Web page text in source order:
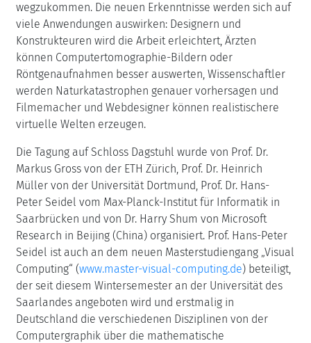
wegzukommen. Die neuen Erkenntnisse werden sich auf
viele Anwendungen auswirken: Designern und
Konstrukteuren wird die Arbeit erleichtert, Ärzten
können Computertomographie-Bildern oder
Röntgenaufnahmen besser auswerten, Wissenschaftler
werden Naturkatastrophen genauer vorhersagen und
Filmemacher und Webdesigner können realistischere
virtuelle Welten erzeugen.
Die Tagung auf Schloss Dagstuhl wurde von Prof. Dr.
Markus Gross von der ETH Zürich, Prof. Dr. Heinrich
Müller von der Universität Dortmund, Prof. Dr. Hans-
Peter Seidel vom Max-Planck-Institut für Informatik in
Saarbrücken und von Dr. Harry Shum von Microsoft
Research in Beijing (China) organisiert. Prof. Hans-Peter
Seidel ist auch an dem neuen Masterstudiengang „Visual
Computing“ (www.master-visual-computing.de) beteiligt,
der seit diesem Wintersemester an der Universität des
Saarlandes angeboten wird und erstmalig in
Deutschland die verschiedenen Disziplinen von der
Computergraphik über die mathematische